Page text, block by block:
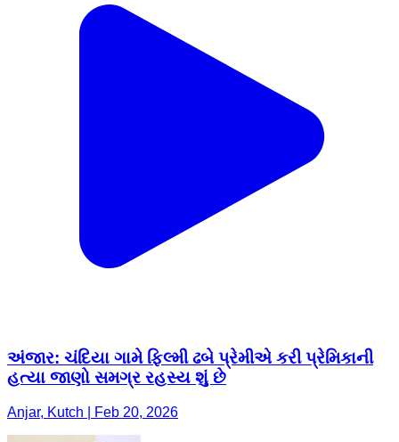
અંજાર: ચંદિયા ગામે ફિલ્મી ઢબે પ્રેમીએ કરી પ્રેમિકાની
હત્યા જાણો સમગ્ર રહસ્ય શું છે
Anjar, Kutch | Feb 20, 2026